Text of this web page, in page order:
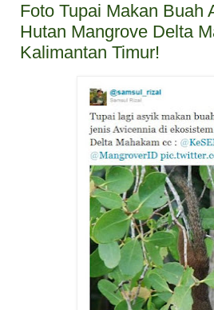
Foto Tupai Makan Buah
Hutan Mangrove Delta
Kalimantan Timur!